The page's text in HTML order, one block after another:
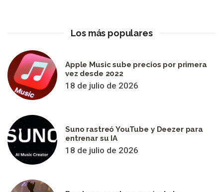
Los más populares
Apple Music sube precios por primera
vez desde 2022
18 de julio de 2026
Suno rastreó YouTube y Deezer para
entrenar su IA
18 de julio de 2026